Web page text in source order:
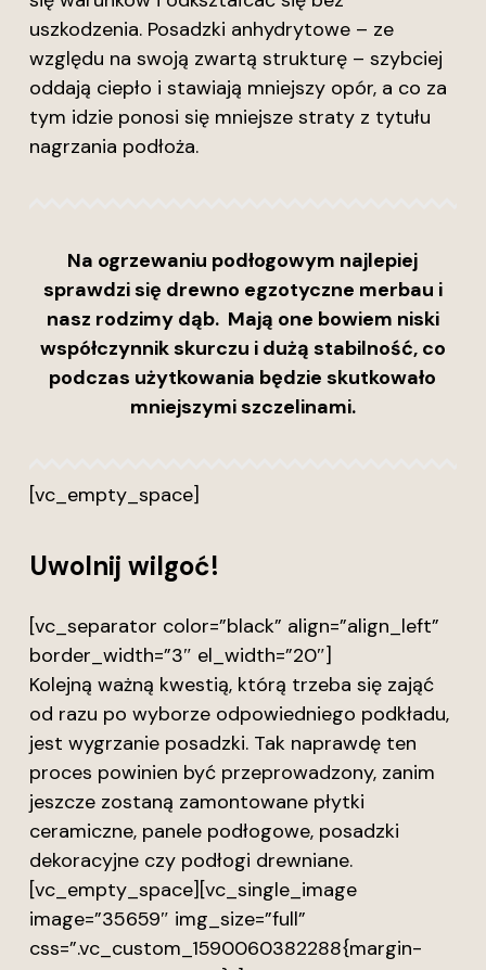
uszkodzenia. Posadzki anhydrytowe – ze
względu na swoją zwartą strukturę – szybciej
oddają ciepło i stawiają mniejszy opór, a co za
tym idzie ponosi się mniejsze straty z tytułu
nagrzania podłoża.
Na ogrzewaniu podłogowym najlepiej
sprawdzi się drewno egzotyczne merbau i
nasz rodzimy dąb. Mają one bowiem niski
współczynnik skurczu i dużą stabilność, co
podczas użytkowania będzie skutkowało
mniejszymi szczelinami.
[vc_empty_space]
Uwolnij wilgoć!
[vc_separator color=”black” align=”align_left”
border_width=”3″ el_width=”20″]
Kolejną ważną kwestią, którą trzeba się zająć
od razu po wyborze odpowiedniego podkładu,
jest wygrzanie posadzki. Tak naprawdę ten
proces powinien być przeprowadzony, zanim
jeszcze zostaną zamontowane płytki
ceramiczne, panele podłogowe, posadzki
dekoracyjne czy podłogi drewniane.
[vc_empty_space][vc_single_image
image=”35659″ img_size=”full”
css=”.vc_custom_1590060382288{margin-